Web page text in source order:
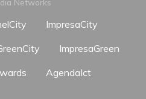
Networks
ImpresaCity
ImpresaGreen
AgendaIct